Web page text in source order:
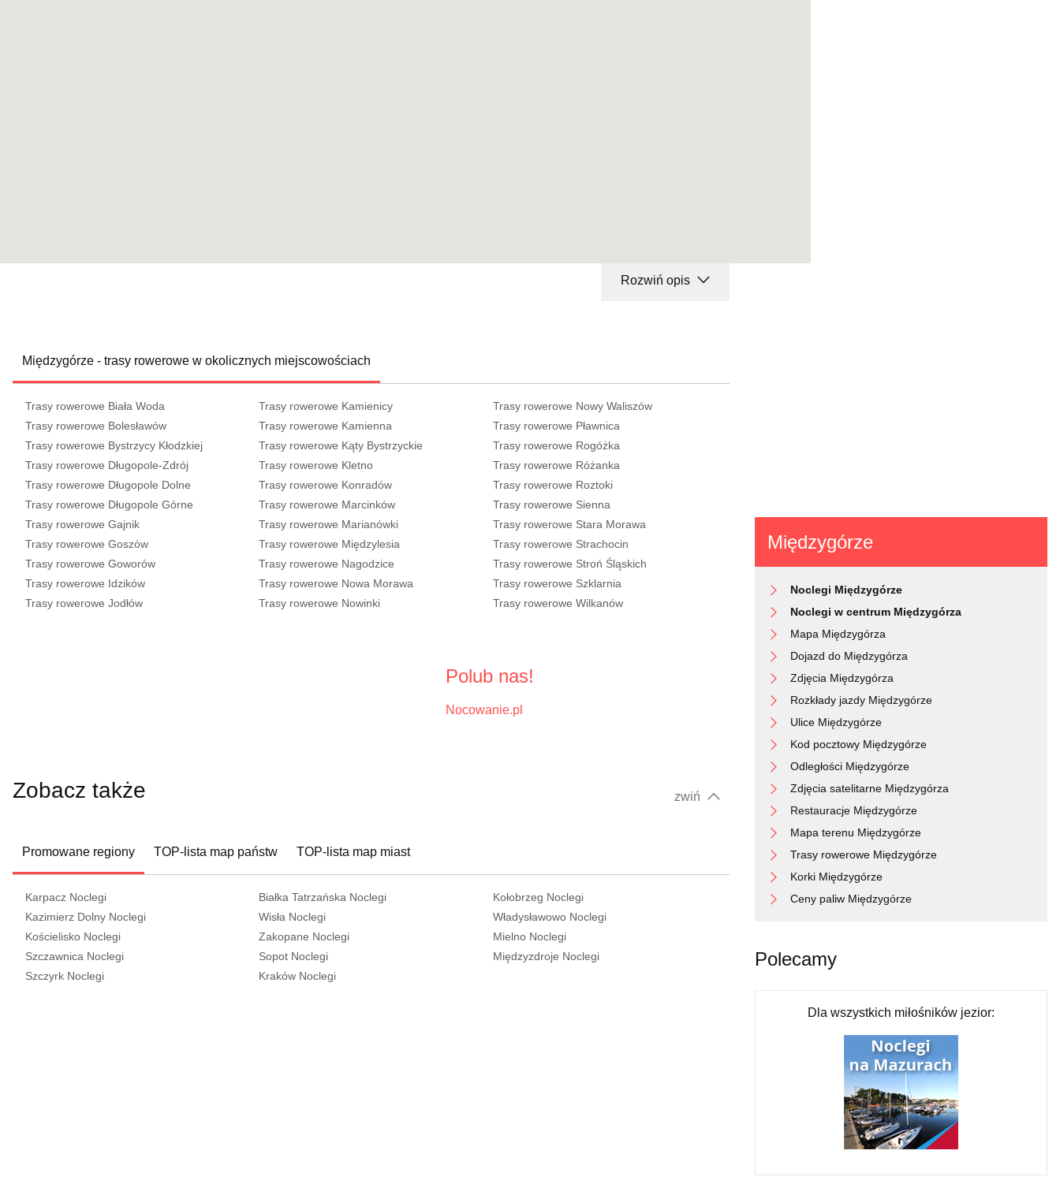
Rozwiń opis
Międzygórze - trasy rowerowe w okolicznych miejscowościach
Trasy rowerowe Biała Woda
Trasy rowerowe Bolesławów
Trasy rowerowe Bystrzycy Kłodzkiej
Trasy rowerowe Długopole-Zdrój
Trasy rowerowe Długopole Dolne
Trasy rowerowe Długopole Górne
Trasy rowerowe Gajnik
Trasy rowerowe Goszów
Trasy rowerowe Goworów
Trasy rowerowe Idzików
Trasy rowerowe Jodłów
Trasy rowerowe Kamienicy
Trasy rowerowe Kamienna
Trasy rowerowe Kąty Bystrzyckie
Trasy rowerowe Kletno
Trasy rowerowe Konradów
Trasy rowerowe Marcinków
Trasy rowerowe Marianówki
Trasy rowerowe Międzylesia
Trasy rowerowe Nagodzice
Trasy rowerowe Nowa Morawa
Trasy rowerowe Nowinki
Trasy rowerowe Nowy Waliszów
Trasy rowerowe Pławnica
Trasy rowerowe Rogóżka
Trasy rowerowe Różanka
Trasy rowerowe Roztoki
Trasy rowerowe Sienna
Trasy rowerowe Stara Morawa
Trasy rowerowe Strachocin
Trasy rowerowe Stroń Śląskich
Trasy rowerowe Szklarnia
Trasy rowerowe Wilkanów
Polub nas!
Nocowanie.pl
Zobacz także zwiń
Promowane regiony TOP-lista map państw TOP-lista map miast
Karpacz Noclegi
Kazimierz Dolny Noclegi
Kościelisko Noclegi
Szczawnica Noclegi
Szczyrk Noclegi
Białka Tatrzańska Noclegi
Wisła Noclegi
Zakopane Noclegi
Sopot Noclegi
Kraków Noclegi
Kołobrzeg Noclegi
Władysławowo Noclegi
Mielno Noclegi
Międzyzdroje Noclegi
Międzygórze
Noclegi Międzygórze
Noclegi w centrum Międzygórza
Mapa Międzygórza
Dojazd do Międzygórza
Zdjęcia Międzygórza
Rozkłady jazdy Międzygórze
Ulice Międzygórze
Kod pocztowy Międzygórze
Odległości Międzygórze
Zdjęcia satelitarne Międzygórza
Restauracje Międzygórze
Mapa terenu Międzygórze
Trasy rowerowe Międzygórze
Korki Międzygórze
Ceny paliw Międzygórze
Polecamy
Dla wszystkich miłośników jezior: